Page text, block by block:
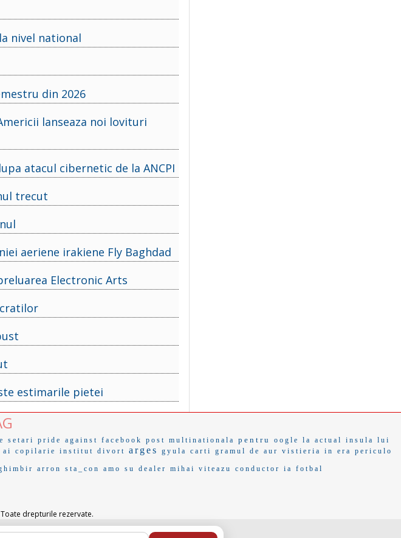
nivel national
din 2026
lanseaza noi lovituri
atacul cibernetic de la ANCPI
trecut
aeriene irakiene Fly Baghdad
Electronic Arts
estimarile pietei
setari pride against facebook post multinationala pentru oogle la actual
insula lui
ai copilarie institut divort arges gyula carti gramul de aur vistieria in era periculo
arron sta_con amo su dealer mihai viteazu conductor ia fotbal
Toate drepturile rezervate.